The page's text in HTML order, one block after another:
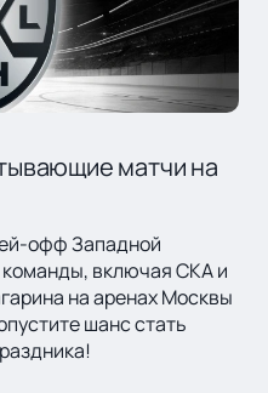
матчи на
офф Западной
включая СКА и
на аренах Москвы
шанс стать